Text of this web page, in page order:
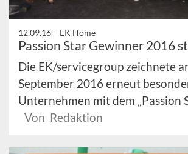
12.09.16 – EK Home
Passion Star Gewinner 2016
Die EK/servicegroup zeichnete
September 2016 erneut
Unternehmen mit dem „Passion
Von Redaktion